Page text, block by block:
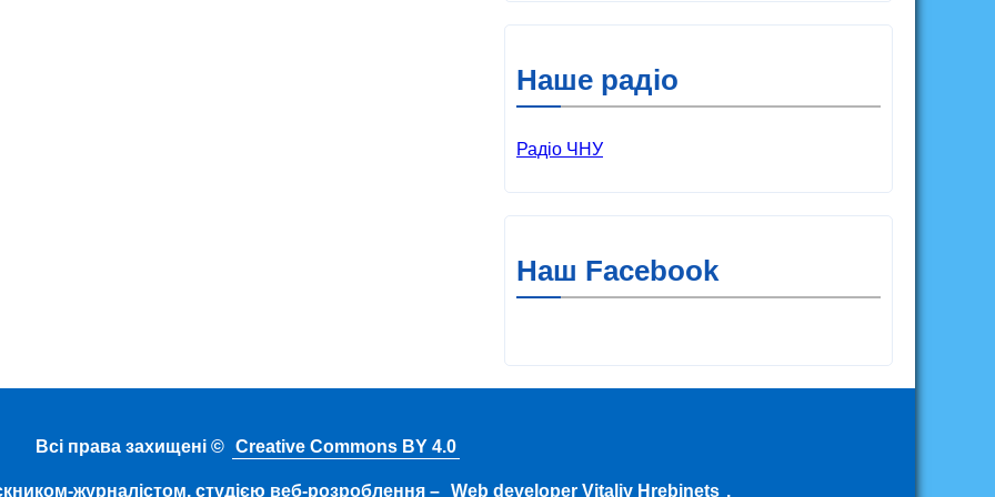
Наше радіо
Радіо ЧНУ
Наш Facebook
Всі права захищені © Creative Commons BY 4.0
журналістом, студією веб-розроблення – Web developer Vitaliy Hrebinets .